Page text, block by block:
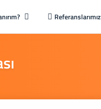
Referanslarımız